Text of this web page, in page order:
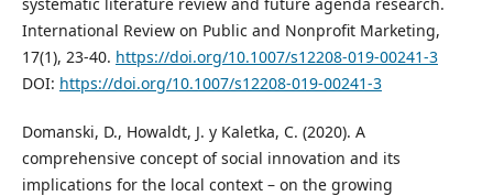
International Review on Public and Nonprofit Marketing,
17(1), 23-40. https://doi.org/10.1007/s12208-019-00241-3
DOI: https://doi.org/10.1007/s12208-019-00241-3
Domanski, D., Howaldt, J. y Kaletka, C. (2020). A
comprehensive concept of social innovation and its
implications for the local context – on the growing